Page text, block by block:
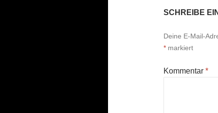
SCHREIBE
Deine E-Mail-
* markiert
Kommentar *